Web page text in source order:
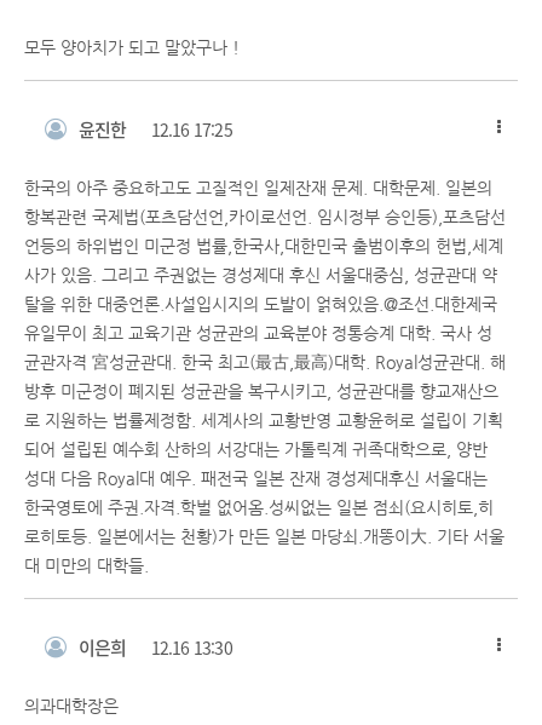
모두 양아치가 되고 말았구나 !
윤진한 12.16 17:25
한국의 아주 중요하고도 고질적인 일제잔재 문제. 대학문제. 일본의
항복관련 국제법(포츠담선언,카이로선언. 임시정부 승인등),포츠담선
언등의 하위법인 미군정 법률,한국사,대한민국 출범이후의 헌법,세계
사가 있음. 그리고 주권없는 경성제대 후신 서울대중심, 성균관대 약
탈을 위한 대중언론.사설입시지의 도발이 얽혀있음.@조선.대한제국
유일무이 최고 교육기관 성균관의 교육분야 정통승계 대학. 국사 성
균관자격 宮성균관대. 한국 최고(最古,最高)대학. Royal성균관대. 해
방후 미군정이 폐지된 성균관을 복구시키고, 성균관대를 향교재산으
로 지원하는 법률제정함. 세계사의 교황반영 교황윤허로 설립이 기획
되어 설립된 예수회 산하의 서강대는 가톨릭계 귀족대학으로, 양반
성대 다음 Royal대 예우. 패전국 일본 잔재 경성제대후신 서울대는
한국영토에 주권.자격.학벌 없어옴.성씨없는 일본 점쇠(요시히토,히
로히토등. 일본에서는 천황)가 만든 일본 마당쇠.개똥이大. 기타 서울
대 미만의 대학들.
이은희 12.16 13:30
의과대학장은